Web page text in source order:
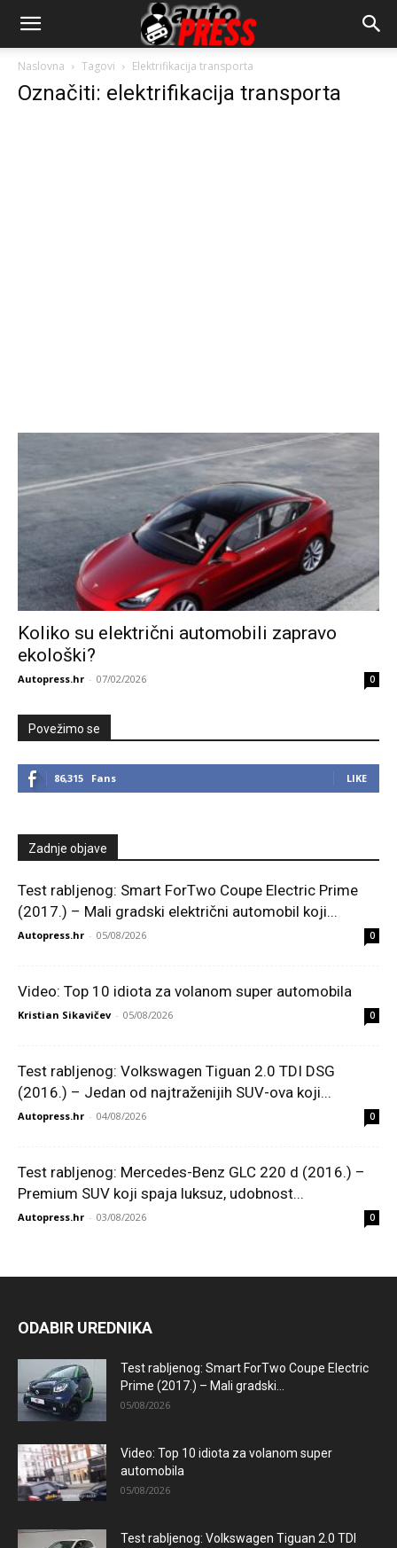
AutopressHR
Naslovna Tagovi Elektrifikacija transporta
Označiti: elektrifikacija transporta
Koliko su električni automobili zapravo
ekološki?
Autopress.hr - 07/02/2026 0
Povežimo se
86,315 Fans LIKE
Zadnje objave
Test rabljenog: Smart ForTwo Coupe Electric Prime
(2017.) – Mali gradski električni automobil koji...
Autopress.hr - 05/08/2026 0
Video: Top 10 idiota za volanom super automobila
Kristian Sikavičev - 05/08/2026 0
Test rabljenog: Volkswagen Tiguan 2.0 TDI DSG
(2016.) – Jedan od najtraženijih SUV-ova koji...
Autopress.hr - 04/08/2026 0
Test rabljenog: Mercedes-Benz GLC 220 d (2016.) –
Premium SUV koji spaja luksuz, udobnost...
Autopress.hr - 03/08/2026 0
ODABIR UREDNIKA
Test rabljenog: Smart ForTwo Coupe Electric
Prime (2017.) – Mali gradski...
05/08/2026
Video: Top 10 idiota za volanom super
automobila
05/08/2026
Test rabljenog: Volkswagen Tiguan 2.0 TDI